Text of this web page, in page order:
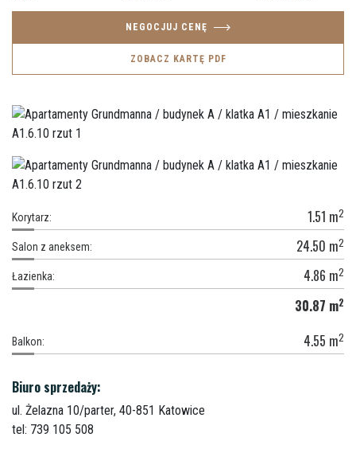
NEGOCJUJ CENĘ
ZOBACZ KARTĘ PDF
Korytarz: 1.51 m2
Salon z aneksem: 24.50 m2
Łazienka: 4.86 m2
30.87 m2
Balkon: 4.55 m2
Biuro sprzedaży:
ul. Żelazna 10/parter, 40-851 Katowice
tel: 739 105 508